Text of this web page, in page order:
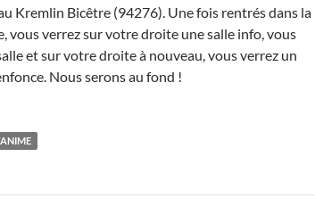
Kremlin Bicêtre (94276). Une fois rentrés dans la
vous verrez sur votre droite une salle info, vous
et sur votre droite à nouveau, vous verrez un
Nous serons au fond !